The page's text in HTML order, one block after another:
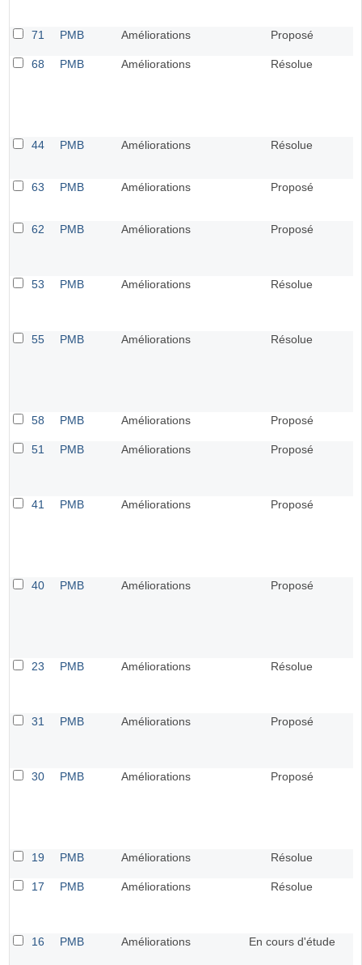
71 PMB Améliorations Proposé
68 PMB Améliorations Résolue
44 PMB Améliorations Résolue
63 PMB Améliorations Proposé
62 PMB Améliorations Proposé
53 PMB Améliorations Résolue
55 PMB Améliorations Résolue
58 PMB Améliorations Proposé
51 PMB Améliorations Proposé
41 PMB Améliorations Proposé
40 PMB Améliorations Proposé
23 PMB Améliorations Résolue
31 PMB Améliorations Proposé
30 PMB Améliorations Proposé
19 PMB Améliorations Résolue
17 PMB Améliorations Résolue
16 PMB Améliorations En cours d'étude